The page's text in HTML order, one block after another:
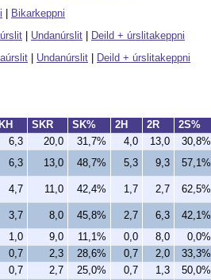
Bikarkeppni
Undanúrslit
Deild + úrslitakeppni
Undanúrslit Deild + úrslitakeppni
SKR SK% 2H 2R 2S%
6,3 20,0 31,7% 4,0 13,0 30,8%
6,3 13,0 48,7% 5,3 9,3 57,1%
4,7 11,0 42,4% 1,7 2,7 62,5%
3,7 8,0 45,8% 2,7 6,3 42,1%
1,0 9,0 11,1% 0,0 8,0 0,0%
0,7 2,3 28,6% 0,7 2,0 33,3%
0,7 2,7 25,0% 0,7 1,3 50,0%